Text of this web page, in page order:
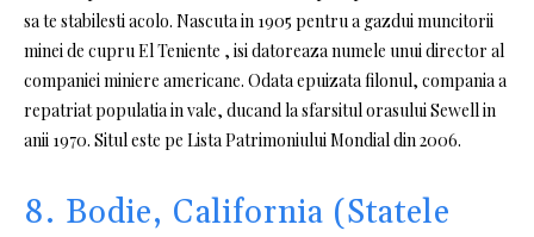
sa te stabilesti acolo. Nascuta in 1905 pentru a gazdui muncitorii
minei de cupru El Teniente , isi datoreaza numele unui director al
companiei miniere americane. Odata epuizata filonul, compania a
repatriat populatia in vale, ducand la sfarsitul orasului Sewell in
anii 1970. Situl este pe Lista Patrimoniului Mondial din 2006.
8. Bodie, California (Statele